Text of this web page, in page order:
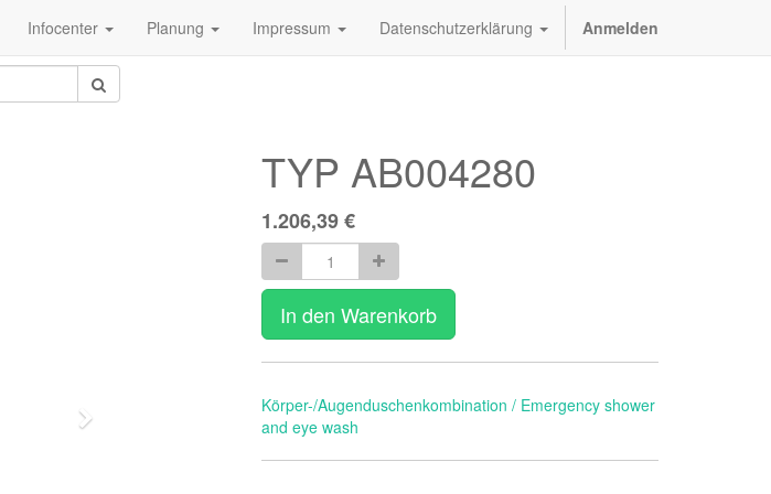
Infocenter Planung Impressum Datenschutzerklärung Anmelden
Weiter
TYP AB004280
1.206,39€
In den Warenkorb
Körper-/Augenduschenkombination / Emergency shower
and eye wash